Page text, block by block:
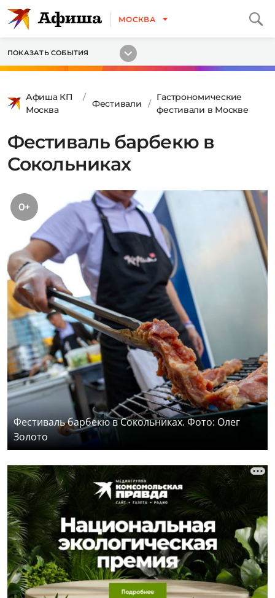
МОСКВА
ПОКАЗАТЬ СОБЫТИЯ
Афиша КП
Москва
Фестивали
Гастрономические
фестивали в Москве
Фестиваль барбекю в
Сокольниках
0+
Фестиваль барбекю в Сокольниках. Фото: Олег
Золото